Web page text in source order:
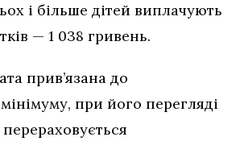
і більше дітей виплачують
— 1 038 гривень.
прив’язана до
при його перегляді